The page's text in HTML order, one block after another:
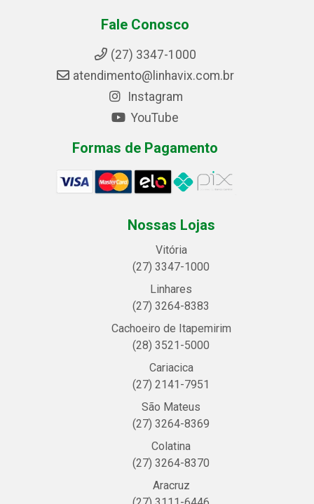
Fale Conosco
(27) 3347-1000
atendimento@linhavix.com.br
Instagram
YouTube
Formas de Pagamento
Nossas Lojas
Vitória
(27) 3347-1000
Linhares
(27) 3264-8383
Cachoeiro de Itapemirim
(28) 3521-5000
Cariacica
(27) 2141-7951
São Mateus
(27) 3264-8369
Colatina
(27) 3264-8370
Aracruz